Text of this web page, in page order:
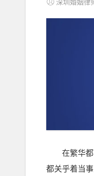
在繁华都
都关乎着当